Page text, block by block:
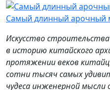
Самый длинный арочный
Искусство
в историю китайского
протяжении веков
сотни тысяч самых
чудеса инженерной мысли